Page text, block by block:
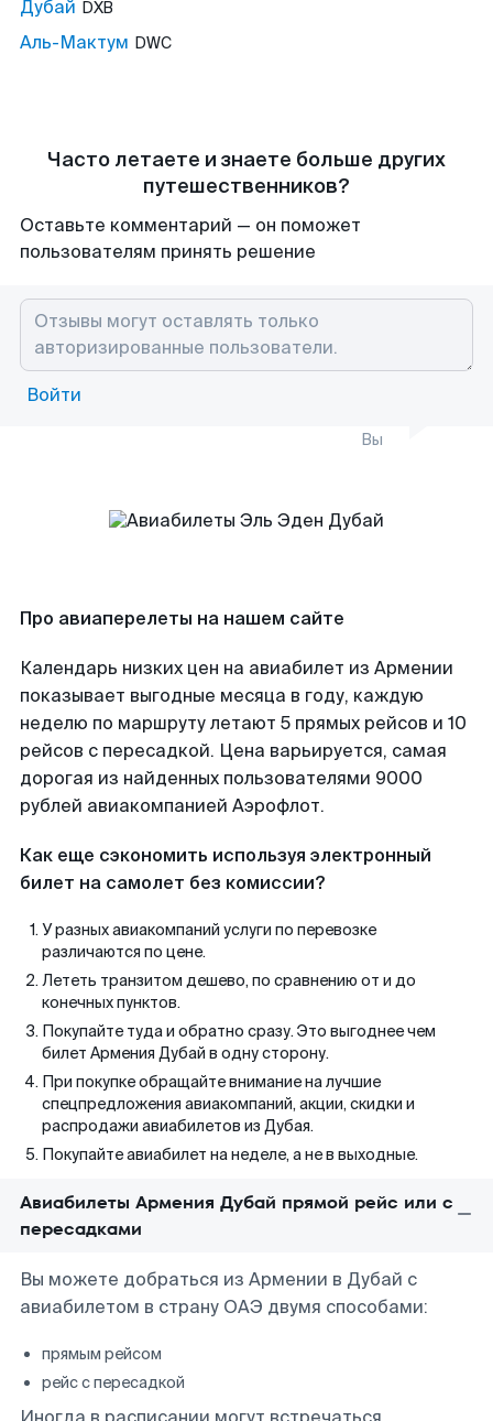
Дубай DXB
Аль-Мактум DWC
Часто летаете и знаете больше других
путешественников?
Оставьте комментарий — он поможет
пользователям принять решение
Войти
Вы
Про авиаперелеты на нашем сайте
Календарь низких цен на авиабилет из Армении
показывает выгодные месяца в году, каждую
неделю по маршруту летают 5 прямых рейсов и 10
рейсов с пересадкой. Цена варьируется, самая
дорогая из найденных пользователями 9000
рублей авиакомпанией Аэрофлот.
Как еще сэкономить используя электронный
билет на самолет без комиссии?
У разных авиакомпаний услуги по перевозке
различаются по цене.
Лететь транзитом дешево, по сравнению от и до
конечных пунктов.
Покупайте туда и обратно сразу. Это выгоднее чем
билет Армения Дубай в одну сторону.
При покупке обращайте внимание на лучшие
спецпредложения авиакомпаний, акции, скидки и
распродажи авиабилетов из Дубая.
Покупайте авиабилет на неделе, а не в выходные.
Авиабилеты Армения Дубай прямой рейс или с
пересадками
Вы можете добраться из Армении в Дубай с
авиабилетом в страну ОАЭ двумя способами:
прямым рейсом
рейс с пересадкой